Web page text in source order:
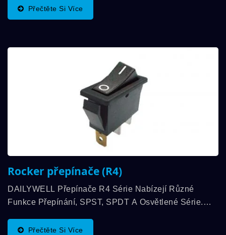
Až 6A 250VAC A 9A 125VAC A Teplotní Rozsah
Skladování...
Přečtěte Si Více
Rocker přepínače (R4)
DAILYWELL Přepínače R4 Série Nabízejí Různé
Funkce Přepínání, SPST, SPDT A Osvětlené Série.
Až 16A(1hp) 250VAC, 20A(3/4hp) 125VAC...
Přečtěte Si Více